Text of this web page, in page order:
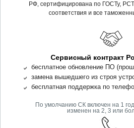
РФ, сертифицирована по ГОСТу,
соответствия и все
Сервисный контракт
бесплатное обновление ПО
замена вышедшего из строя
бесплатная поддержка по
По умолчанию СК включен на 1
изменен на 2, 3 или